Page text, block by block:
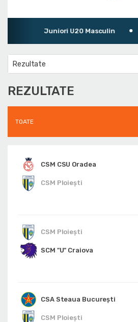
Juniori U20 Masculin
Rezultate
REZULTATE
TOATE
CSM CSU Oradea
CSM Ploiești
CSM Ploiești
SCM "U" Craiova
CSA Steaua București
CSM Ploiești